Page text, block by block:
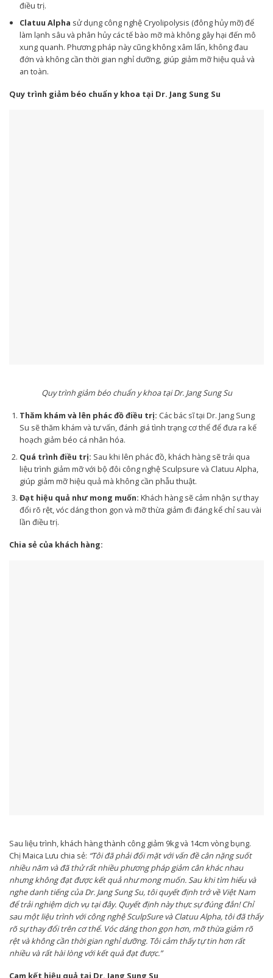
điều trị.
Clatuu Alpha sử dụng công nghệ Cryolipolysis (đông hủy mỡ) để
làm lạnh sâu và phân hủy các tế bào mỡ mà không gây hại đến mô
xung quanh. Phương pháp này cũng không xâm lấn, không đau
đớn và không cần thời gian nghỉ dưỡng, giúp giảm mỡ hiệu quả và
an toàn.
Quy trình giảm béo chuẩn y khoa tại Dr. Jang Sung Su
Quy trình giảm béo chuẩn y khoa tại Dr. Jang Sung Su
Thăm khám và lên phác đồ điều trị: Các bác sĩ tại Dr. Jang Sung
Su sẽ thăm khám và tư vấn, đánh giá tình trạng cơ thể để đưa ra kế
hoạch giảm béo cá nhân hóa.
Quá trình điều trị: Sau khi lên phác đồ, khách hàng sẽ trải qua
liệu trình giảm mỡ với bộ đôi công nghệ Sculpsure và Clatuu Alpha,
giúp giảm mỡ hiệu quả mà không cần phẫu thuật.
Đạt hiệu quả như mong muốn: Khách hàng sẽ cảm nhận sự thay
đổi rõ rệt, vóc dáng thon gọn và mỡ thừa giảm đi đáng kể chỉ sau vài
lần điều trị.
Chia sẻ của khách hàng:
Sau liệu trình, khách hàng thành công giảm 9kg và 14cm vòng bụng.
Chị Maica Lưu chia sẻ: “Tôi đã phải đối mặt với vấn đề cân nặng suốt
nhiều năm và đã thử rất nhiều phương pháp giảm cân khác nhau
nhưng không đạt được kết quả như mong muốn. Sau khi tìm hiểu và
nghe danh tiếng của Dr. Jang Sung Su, tôi quyết định trở về Việt Nam
để trải nghiệm dịch vụ tại đây. Quyết định này thực sự đúng đắn! Chỉ
sau một liệu trình với công nghệ SculpSure và Clatuu Alpha, tôi đã thấy
rõ sự thay đổi trên cơ thể. Vóc dáng thon gọn hơn, mỡ thừa giảm rõ
rệt và không cần thời gian nghỉ dưỡng. Tôi cảm thấy tự tin hơn rất
nhiều và rất hài lòng với kết quả đạt được.”
Cam kết hiệu quả tại Dr. Jang Sung Su